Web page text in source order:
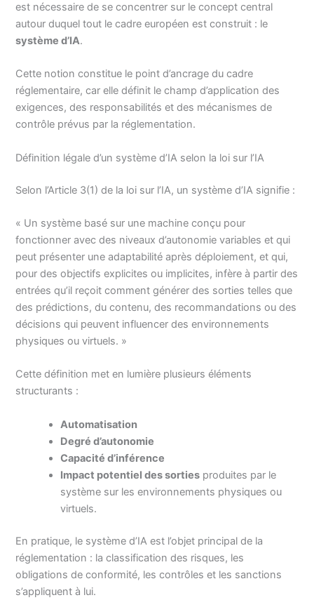
est nécessaire de se concentrer sur le concept central
autour duquel tout le cadre européen est construit : le
système d’IA.
Cette notion constitue le point d’ancrage du cadre
réglementaire, car elle définit le champ d’application des
exigences, des responsabilités et des mécanismes de
contrôle prévus par la réglementation.
Définition légale d’un système d’IA selon la loi sur l’IA
Selon l’Article 3(1) de la loi sur l’IA, un système d’IA signifie :
« Un système basé sur une machine conçu pour
fonctionner avec des niveaux d’autonomie variables et qui
peut présenter une adaptabilité après déploiement, et qui,
pour des objectifs explicites ou implicites, infère à partir des
entrées qu’il reçoit comment générer des sorties telles que
des prédictions, du contenu, des recommandations ou des
décisions qui peuvent influencer des environnements
physiques ou virtuels. »
Cette définition met en lumière plusieurs éléments
structurants :
Automatisation
Degré d’autonomie
Capacité d’inférence
Impact potentiel des sorties produites par le
système sur les environnements physiques ou
virtuels.
En pratique, le système d’IA est l’objet principal de la
réglementation : la classification des risques, les
obligations de conformité, les contrôles et les sanctions
s’appliquent à lui.